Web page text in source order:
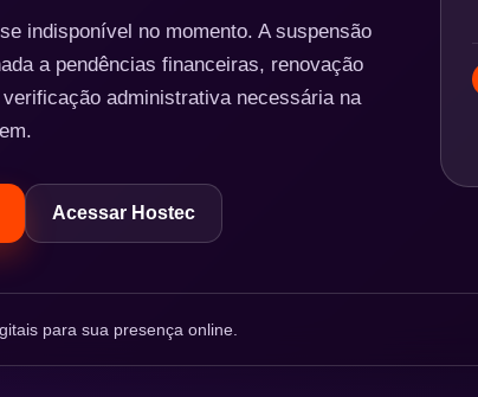
indisponível no momento. A suspensão
a pendências financeiras, renovação
administrativa necessária na
Acessar Hostec
para sua presença online.